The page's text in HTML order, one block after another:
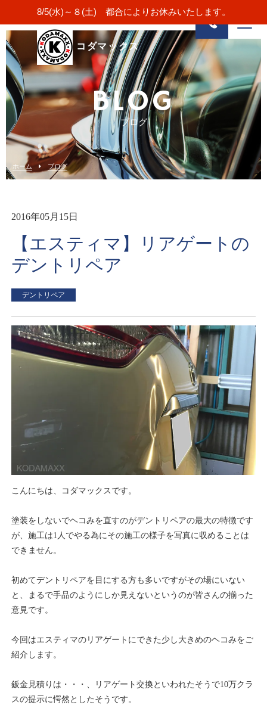
8/5(水)～８(土) 都合によりお休みいたします。
コダマックス
BLOG
ブログ
ホーム ブログ
2016年05月15日
【エスティマ】リアゲートの
デントリペア
デントリペア
こんにちは、コダマックスです。
塗装をしないでヘコみを直すのがデントリペアの最大の特徴です
が、施工は1人でやる為にその施工の様子を写真に収めることは
できません。
初めてデントリペアを目にする方も多いですがその場にいない
と、まるで手品のようにしか見えないというのが皆さんの揃った
意見です。
今回はエスティマのリアゲートにできた少し大きめのヘコみをご
紹介します。
鈑金見積りは・・・、リアゲート交換といわれたそうで10万クラ
スの提示に愕然としたそうです。